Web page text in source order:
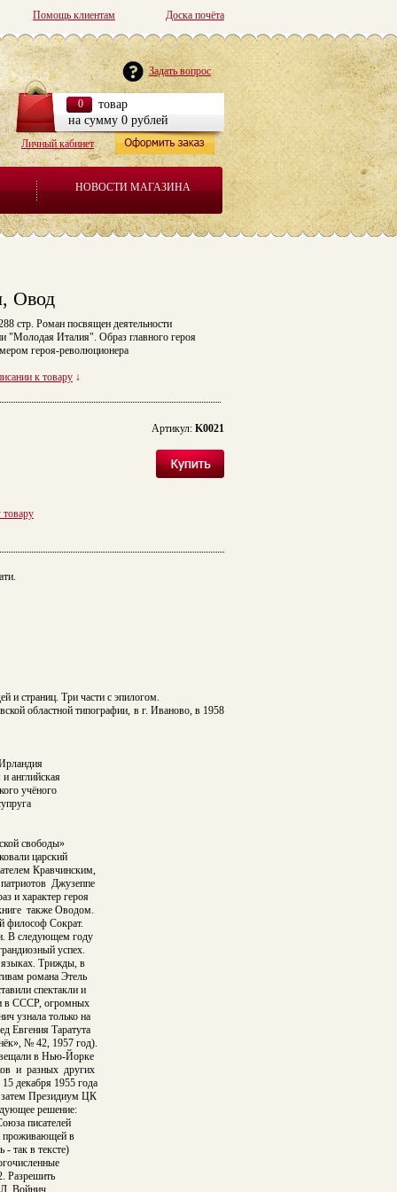
Доска почёта
Помощь клиентам
НОВОСТИ МАГАЗИНА
Личный кабинет
Задать вопрос
0
товар
на сумму 0 рублей
Овод
стр. Роман посвящен деятельности
"Молодая Италия". Образ главного героя
героя-революционера
к товару ↓
Артикул: K0021
товару
и страниц. Три части с эпилогом.
областной типографии, в г. Иваново, в 1958
учёного
свободы»
царский
Кравчинским,
Джузеппе
и характер героя
также Оводом.
философ Сократ.
В следующем году
успех.
языках. Трижды, в
романа Этель
спектакли и
в СССР, огромных
узнала только на
Евгения Таратута
№ 42, 1957 год).
в Нью-Йорке
и разных других
декабря 1955 года
Президиум ЦК
решение:
писателей
проживающей в
так в тексте)
Разрешить
Л. Войнич